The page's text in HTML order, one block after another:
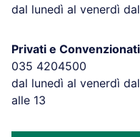
dal lunedì al venerdì
Privati e Convenzionati
035 4204500
dal lunedì al venerdì
alle 13